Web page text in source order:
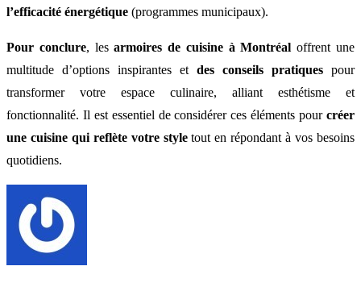
l’efficacité énergétique (programmes municipaux).
Pour conclure, lesarmoires de cuisine à Montréal offrent une
multitude d’options inspirantes et des conseils pratiques pour
transformer votre espace culinaire, alliant esthétisme et
fonctionnalité. Il est essentiel de considérer ces éléments pour créer
une cuisine qui reflète votre styletout en répondant à vos besoins
quotidiens.